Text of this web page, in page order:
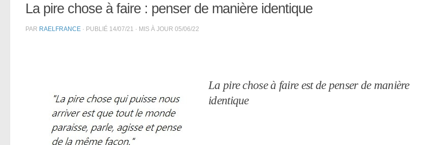
La pire chose à faire : penser de manière identique
PAR RAELFRANCE · PUBLIÉ 14/07/21 · MIS À JOUR 05/06/22
La pire chose à faire est de penser de manière
identique